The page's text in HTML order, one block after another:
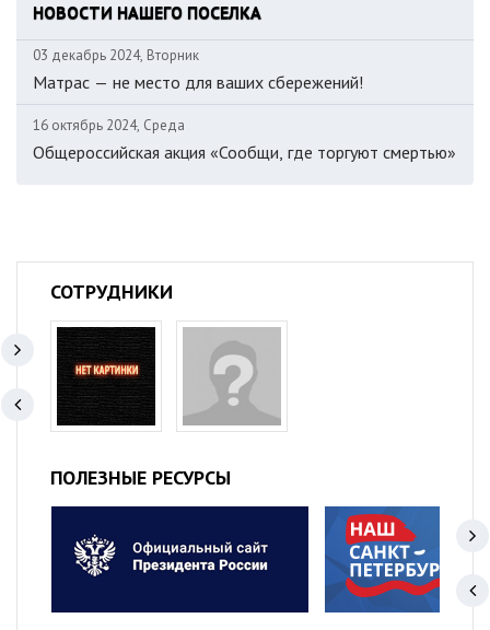
НОВОСТИ НАШЕГО ПОСЕЛКА
03 декабрь 2024, Вторник
Матрас — не место для ваших сбережений!
16 октябрь 2024, Среда
Общероссийская акция «Сообщи, где торгуют смертью»
СОТРУДНИКИ
ПОЛЕЗНЫЕ РЕСУРСЫ